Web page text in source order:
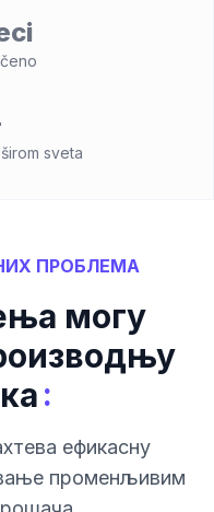
sveta
ПРОБЛЕМА
могу
:
ефикасну
променљивим